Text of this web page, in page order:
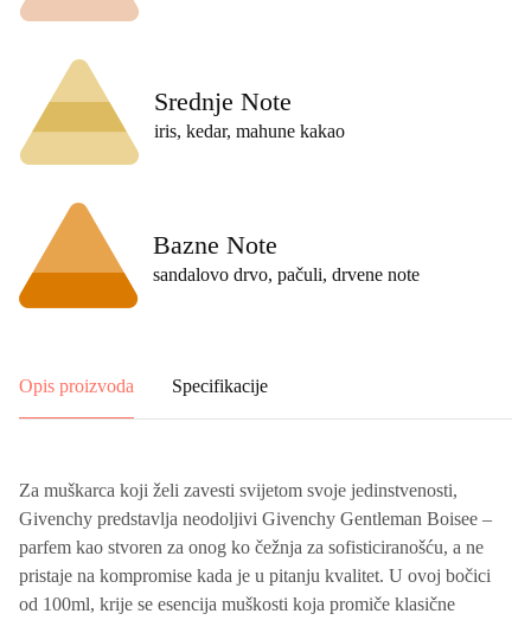
Srednje Note
iris, kedar, mahune kakao
Bazne Note
sandalovo drvo, pačuli, drvene note
Opis proizvoda Specifikacije
Za muškarca koji želi zavesti svijetom svoje jedinstvenosti,
Givenchy predstavlja neodoljivi Givenchy Gentleman Boisee –
parfem kao stvoren za onog ko čežnja za sofisticiranošću, a ne
pristaje na kompromise kada je u pitanju kvalitet. U ovoj bočici
od 100ml, krije se esencija muškosti koja promiče klasične